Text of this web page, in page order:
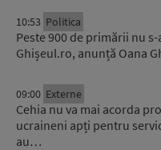
10:53 Politica
Peste 900 de primării nu
Ghișeul.ro, anunță Oana
09:00 Externe
Cehia nu va mai acorda
ucraineni apți pentru
au…